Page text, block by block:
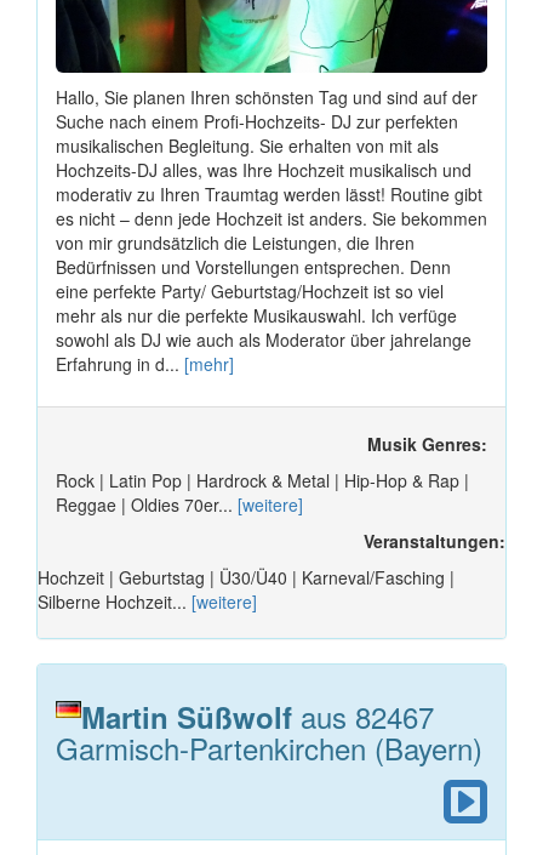
Hallo, Sie planen Ihren schönsten Tag und sind auf der
Suche nach einem Profi-Hochzeits- DJ zur perfekten
musikalischen Begleitung. Sie erhalten von mit als
Hochzeits-DJ alles, was Ihre Hochzeit musikalisch und
moderativ zu Ihren Traumtag werden lässt! Routine gibt
es nicht – denn jede Hochzeit ist anders. Sie bekommen
von mir grundsätzlich die Leistungen, die Ihren
Bedürfnissen und Vorstellungen entsprechen. Denn
eine perfekte Party/ Geburtstag/Hochzeit ist so viel
mehr als nur die perfekte Musikauswahl. Ich verfüge
sowohl als DJ wie auch als Moderator über jahrelange
Erfahrung in d... [mehr]
Musik Genres:
Rock | Latin Pop | Hardrock & Metal | Hip-Hop & Rap |
Reggae | Oldies 70er... [weitere]
Veranstaltungen:
Hochzeit | Geburtstag | Ü30/Ü40 | Karneval/Fasching |
Silberne Hochzeit... [weitere]
Martin Süßwolf aus 82467
Garmisch-Partenkirchen (Bayern)